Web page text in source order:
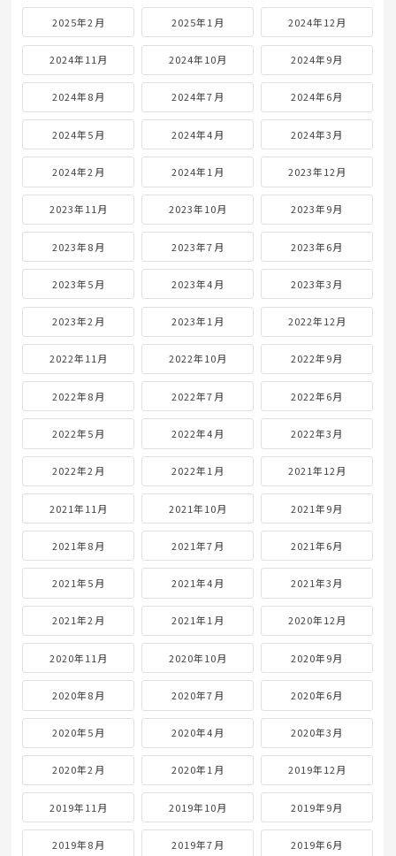
2025年2月 2025年1月 2024年12月
2024年11月 2024年10月 2024年9月
2024年8月 2024年7月 2024年6月
2024年5月 2024年4月 2024年3月
2024年2月 2024年1月 2023年12月
2023年11月 2023年10月 2023年9月
2023年8月 2023年7月 2023年6月
2023年5月 2023年4月 2023年3月
2023年2月 2023年1月 2022年12月
2022年11月 2022年10月 2022年9月
2022年8月 2022年7月 2022年6月
2022年5月 2022年4月 2022年3月
2022年2月 2022年1月 2021年12月
2021年11月 2021年10月 2021年9月
2021年8月 2021年7月 2021年6月
2021年5月 2021年4月 2021年3月
2021年2月 2021年1月 2020年12月
2020年11月 2020年10月 2020年9月
2020年8月 2020年7月 2020年6月
2020年5月 2020年4月 2020年3月
2020年2月 2020年1月 2019年12月
2019年11月 2019年10月 2019年9月
2019年8月 2019年7月 2019年6月